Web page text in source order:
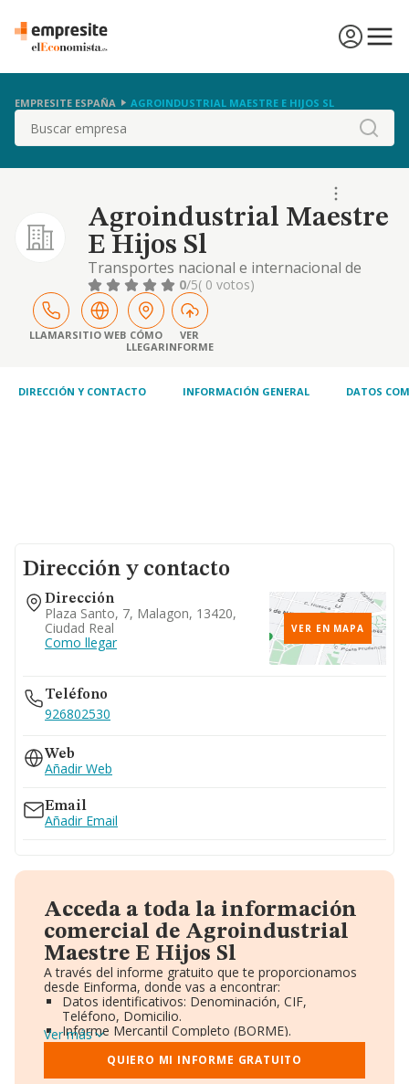
EMPRESITE ESPAÑA AGROINDUSTRIAL MAESTRE E HIJOS SL
Buscar
Agroindustrial Maestre
E Hijos Sl
Transportes nacional e internacional de
mercancias por carretera. agencia de
transportes. transitario. almacenista y
distribuidor. movimiento de tierras.
preparacion y consolidacion de terrenos.
demoliciones y derribos.
0/5( 0 votos)
LLAMARSITIO WEB CÓMO
LLEGAR
VER
INFORME
DIRECCIÓN Y CONTACTO INFORMACIÓN GENERAL DATOS
Dirección y contacto
Dirección
Plaza Santo, 7, Malagon, 13420,
Ciudad Real
Como llegar
VER EN MAPA
Teléfono
926802530
Web
Añadir Web
Email
Añadir Email
Acceda a toda la información
comercial de Agroindustrial
Maestre E Hijos Sl
A través del informe gratuito que te proporcionamos
desde Einforma, donde vas a encontrar:
Datos identificativos: Denominación, CIF,
Teléfono, Domicilio.
Informe Mercantil Completo (BORME).
Gráficos de Evolución Ventas y Empleados.
Consejo de Administración y Administradores.
Directivos y Ejecutivos.
Ver más
QUIERO MI INFORME GRATUITO